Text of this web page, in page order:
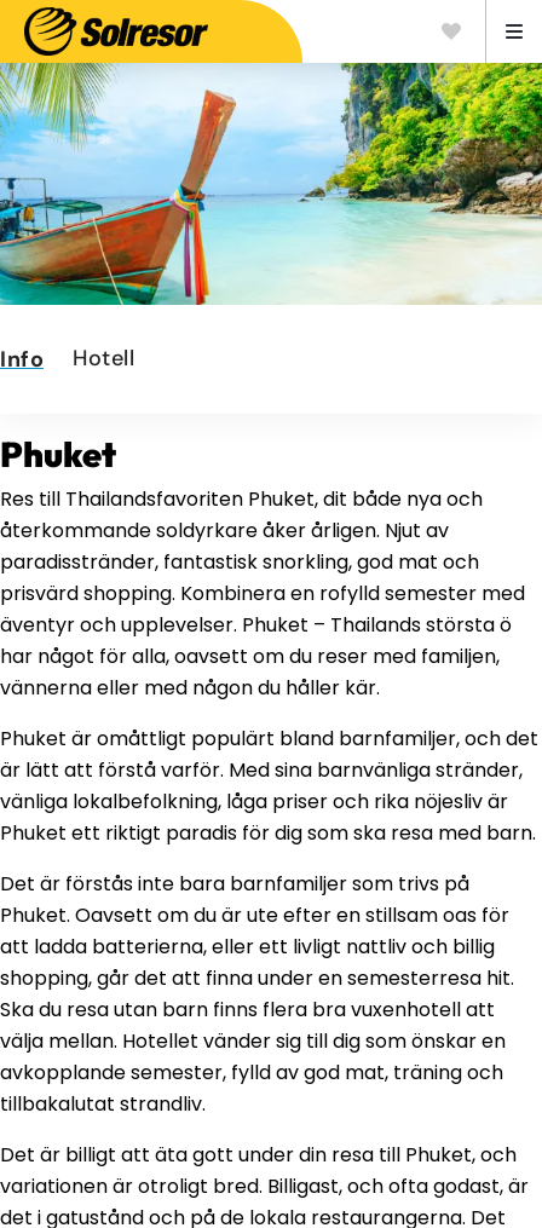
Info Hotell
Phuket
Res till Thailandsfavoriten Phuket, dit både nya och
återkommande soldyrkare åker årligen. Njut av
paradisstränder, fantastisk snorkling, god mat och
prisvärd shopping. Kombinera en rofylld semester med
äventyr och upplevelser. Phuket – Thailands största ö
har något för alla, oavsett om du reser med familjen,
vännerna eller med någon du håller kär.
Phuket är omåttligt populärt bland barnfamiljer, och det
är lätt att förstå varför. Med sina barnvänliga stränder,
vänliga lokalbefolkning, låga priser och rika nöjesliv är
Phuket ett riktigt paradis för dig som ska resa med barn.
Det är förstås inte bara barnfamiljer som trivs på
Phuket. Oavsett om du är ute efter en stillsam oas för
att ladda batterierna, eller ett livligt nattliv och billig
shopping, går det att finna under en semesterresa hit.
Ska du resa utan barn finns flera bra vuxenhotell att
välja mellan. Hotellet vänder sig till dig som önskar en
avkopplande semester, fylld av god mat, träning och
tillbakalutat strandliv.
Det är billigt att äta gott under din resa till Phuket, och
variationen är otroligt bred. Billigast, och ofta godast, är
det i gatustånd och på de lokala restaurangerna. Det